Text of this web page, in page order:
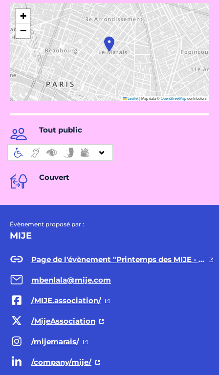
+
−
Leaflet|Map data ©OpenStreetMapcontributors
Tout public
Couvert
Évènement proposé par :
MIJE
Page de l'évènement "Printemps des MIJE - Journée des Droits des Femmes"
mbenlala@mije.com
/MIJE.association/
/MijeAssociation
/mijemarais/
/company/mije/